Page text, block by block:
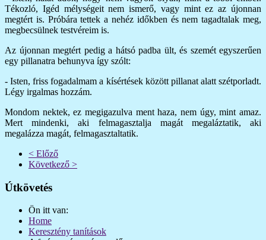
Tékozló, Igéd mélységeit nem ismerő, vagy mint ez az újonnan
megtért is. Próbára tettek a nehéz időkben és nem tagadtalak meg,
megbecsülnek testvéreim is.
Az újonnan megtért pedig a hátsó padba ült, és szemét egyszerűen
egy pillanatra behunyva így szólt:
- Isten, friss fogadalmam a kísértések között pillanat alatt szétporladt.
Légy irgalmas hozzám.
Mondom nektek, ez megigazulva ment haza, nem úgy, mint amaz.
Mert mindenki, aki felmagasztalja magát megaláztatik, aki
megalázza magát, felmagasztaltatik.
< Előző
Következő >
Útkövetés
Ön itt van:
Home
Keresztény tanítások